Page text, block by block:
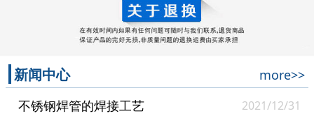
新闻中心
more>>
不锈钢焊管的焊接工艺
2021/12/31